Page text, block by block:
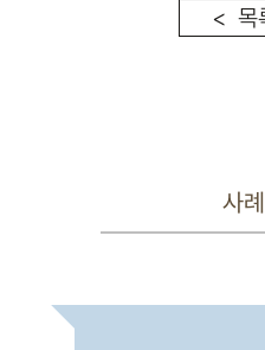
< 목
사